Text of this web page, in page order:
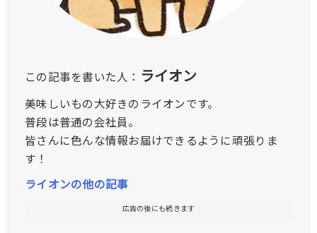
この記事を書いた人： ライオン
美味しいもの大好きのライオンです。
普段は普通の会社員。
皆さんに色んな情報お届けできるように頑張りま
す！
ライオンの他の記事
広告の後にも続きます